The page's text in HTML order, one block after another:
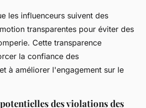
les influenceurs suivent des
transparentes pour éviter des
Cette transparence
la confiance des
à améliorer l'engagement sur le
des violations des